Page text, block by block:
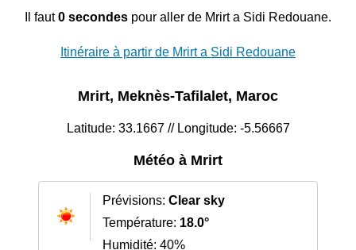
Il faut0 secondes pour aller de Mrirt a Sidi Redouane.
Itinéraire à partir de Mrirt a Sidi Redouane
Mrirt, Meknès-Tafilalet, Maroc
Latitude: 33.1667 // Longitude: -5.56667
Météo à Mrirt
Prévisions: Clear sky
Température: 18.0°
Humidité: 40%